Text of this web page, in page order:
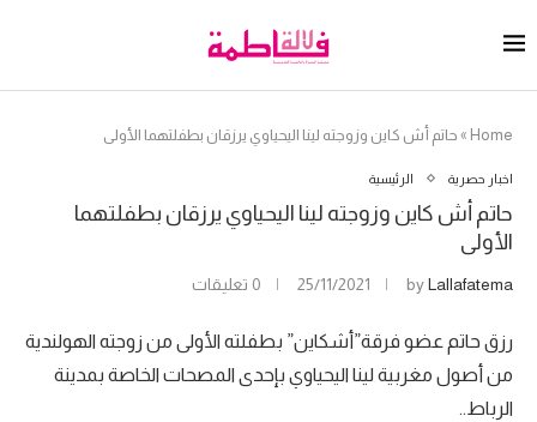
Home
» حاتم أش كاين وزوجته لينا اليحياوي يرزقان بطفلتهما الأولى
اخبار حصرية الرئيسية
حاتم أش كاين وزوجته لينا اليحياوي يرزقان بطفلتهما
الأولى
byLallafatema
25/11/2021 0 تعليقات
رزق حاتم عضو فرقة”أشكاين” بطفلته الأولى من زوجته الهولندية
من أصول مغربية لينا اليحياوي بإحدى المصحات الخاصة بمدينة
الرباط..